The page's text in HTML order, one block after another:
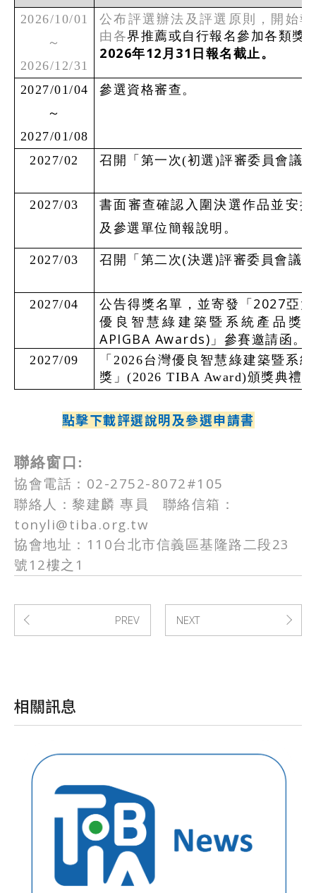
2026/10/01
～
2026/12/31
公布評選辦法及評選原則，開始
由各界推薦或自行報名參加各類獎
2026年12 月 31 日報名截止。
2027/01/04
～
2027/01/08
參選資格審查。
2027/02 召開「第一次(初選 )評審委員會議
2027/03
書面審查確認入圍決選作品並安
及參選單位簡報說明。
2027/03 召開「第二次 (決選 )評審委員會議
2027/04 公告得獎名單，並寄發「 2027亞
優良智慧綠建築暨系統產品獎
APIGBA Awards) 」參賽邀請函。
2027/09
「 2026台灣優良智慧綠建築暨系
獎」(2026 TIBA Award)頒獎典禮
點擊下載評選說明及參選申請書
聯絡窗口:
協會電話： 02-2752-8072#105
聯絡人：黎建麟 專員 聯絡信箱：
tonyli@tiba.org.tw
協會地址： 110台北市信義區基隆路二段23
號 12樓之 1
PREV NEXT
相關訊息